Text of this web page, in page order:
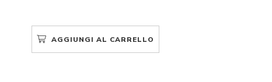
AGGIUNGI AL CARRELLO